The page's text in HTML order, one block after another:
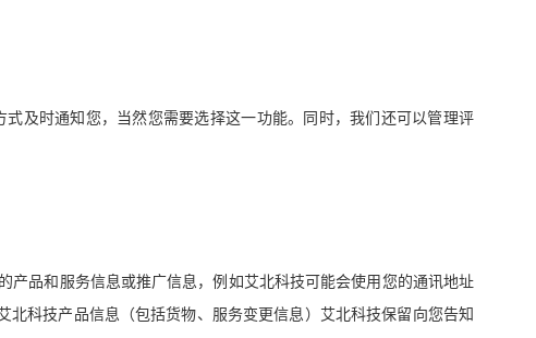
及时通知您，当然您需要选择这一功能。同时，我们还可以管理评
品和服务信息或推广信息，例如艾北科技可能会使用您的通讯地址
科技产品信息（包括货物、服务变更信息）艾北科技保留向您告知